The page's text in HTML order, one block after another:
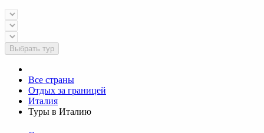
Выбрать тур
Все страны
Отдых за границей
Италия
Туры в Италию